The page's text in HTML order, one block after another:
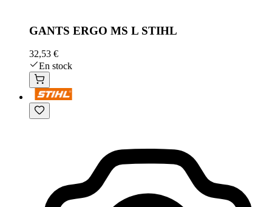
GANTS ERGO MS L STIHL
32,53 €
En stock